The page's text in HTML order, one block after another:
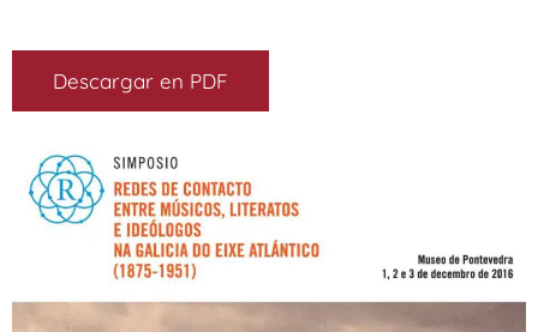
Descargar en PDF